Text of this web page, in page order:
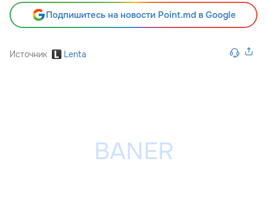
Подпишитесь на новости Point.md в Google
Источник Lenta